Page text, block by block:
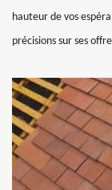
hauteur de vos
précisions sur ses